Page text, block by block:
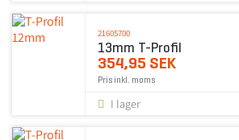
21605700
13mm T-Profil
354,95 SEK
Pris inkl. moms
I lager